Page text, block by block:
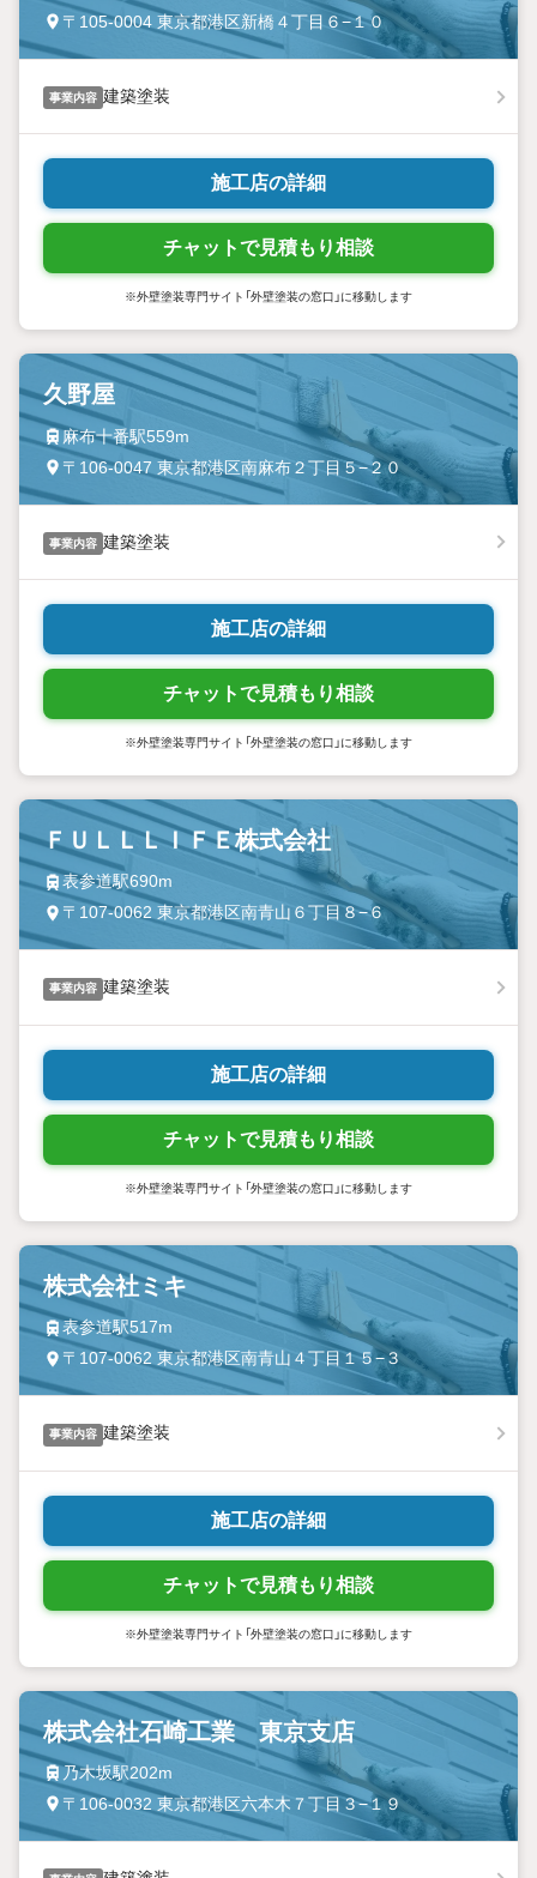
〒105-0004 東京都港区新橋４丁目６−１０
事業内容 建築塗装
施工店の詳細
チャットで見積もり相談
※外壁塗装専門サイト「外壁塗装の窓口」に移動します
久野屋
麻布十番駅559m
〒106-0047 東京都港区南麻布２丁目５−２０
事業内容 建築塗装
施工店の詳細
チャットで見積もり相談
※外壁塗装専門サイト「外壁塗装の窓口」に移動します
ＦＵＬＬＬＩＦＥ株式会社
表参道駅690m
〒107-0062 東京都港区南青山６丁目８−６
事業内容 建築塗装
施工店の詳細
チャットで見積もり相談
※外壁塗装専門サイト「外壁塗装の窓口」に移動します
株式会社ミキ
表参道駅517m
〒107-0062 東京都港区南青山４丁目１５−３
事業内容 建築塗装
施工店の詳細
チャットで見積もり相談
※外壁塗装専門サイト「外壁塗装の窓口」に移動します
株式会社石崎工業 東京支店
乃木坂駅202m
〒106-0032 東京都港区六本木７丁目３−１９